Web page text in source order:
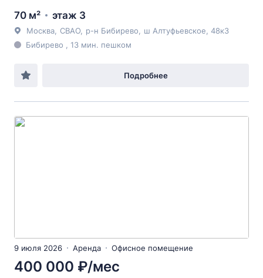
70 м² этаж 3
Москва СВАО р-н Бибирево ш Алтуфьевское , 48к3
Бибирево , 13 мин. пешком
Подробнее
9 июля 2026 Аренда Офисное помещение
400 000 ₽/мес